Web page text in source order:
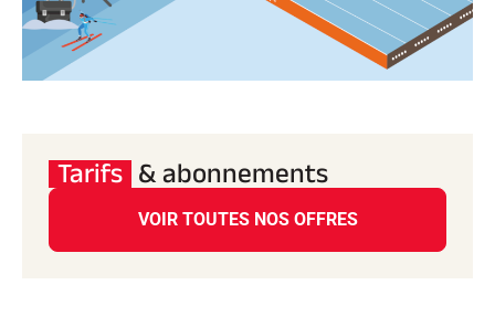
Tarifs & abonnements
VOIR TOUTES NOS OFFRES